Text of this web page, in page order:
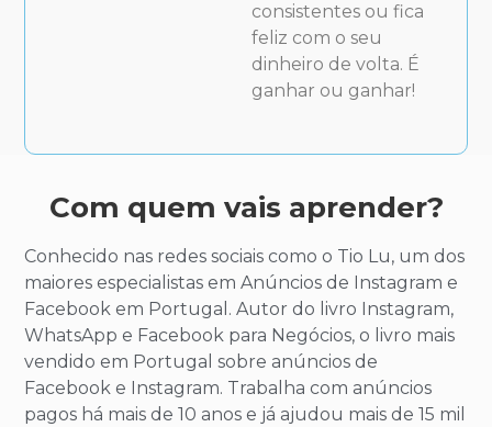
consistentes ou fica
feliz com o seu
dinheiro de volta. É
ganhar ou ganhar!
Com quem vais aprender?
Conhecido nas redes sociais como o Tio Lu, um dos
maiores especialistas em Anúncios de Instagram e
Facebook em Portugal. Autor do livro Instagram,
WhatsApp e Facebook para Negócios, o livro mais
vendido em Portugal sobre anúncios de
Facebook e Instagram. Trabalha com anúncios
pagos há mais de 10 anos e já ajudou mais de 15 mil